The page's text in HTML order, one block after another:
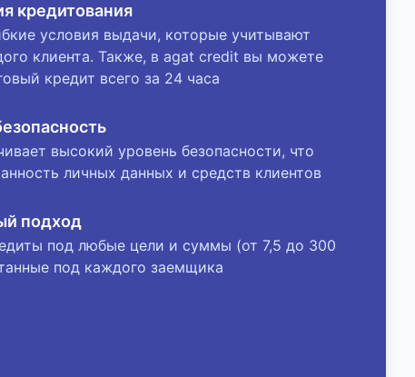
кредитования
условия выдачи, которые учитывают
клиента. Также, в agat credit вы можете
кредит всего за 24 часа
высокий уровень безопасности, что
личных данных и средств клиентов
подход
под любые цели и суммы (от 7,5 до 300
под каждого заемщика